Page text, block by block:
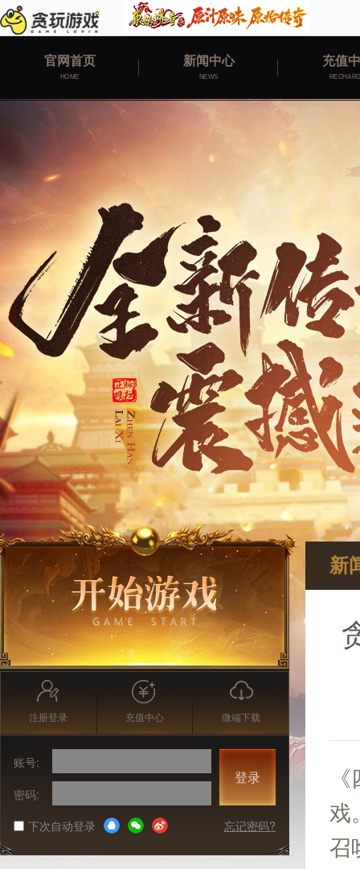
官网首页
HOME
新闻中心
NEWS
充值
注册登录 充值中心 微端下载
账号:
密码:
登录
下次自动登录 忘记密码?
新
戏
召